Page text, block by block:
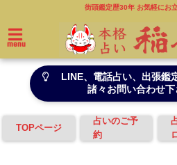
街頭鑑定歴30年 お気軽にお
menu
LINE、電話占い、出張鑑定
諸々お問い合わせ下
TOPページ
占いのご予
約